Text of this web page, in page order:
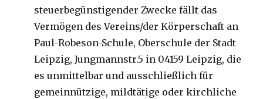
steuerbegünstigender Zwecke fällt das
Vermögen des Vereins/der Körperschaft an
Paul-Robeson-Schule, Oberschule der Stadt
Leipzig, Jungmannstr.5 in 04159 Leipzig, die
es unmittelbar und ausschließlich für
gemeinnützige, mildtätige oder kirchliche